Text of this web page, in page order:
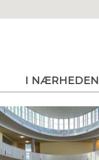
I NÆRHEDEN